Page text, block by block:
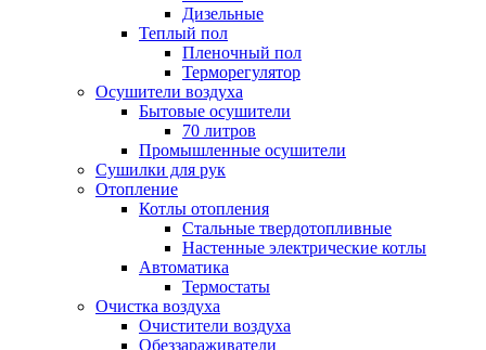
Дизельные
Теплый пол
Пленочный пол
Терморегулятор
Осушители воздуха
Бытовые осушители
70 литров
Промышленные осушители
Сушилки для рук
Отопление
Котлы отопления
Стальные твердотопливные
Настенные электрические котлы
Автоматика
Термостаты
Очистка воздуха
Очистители воздуха
Обеззараживатели